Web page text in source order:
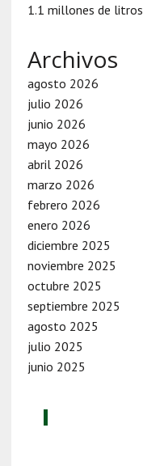
1.1 millones de litros
Archivos
agosto 2026
julio 2026
junio 2026
mayo 2026
abril 2026
marzo 2026
febrero 2026
enero 2026
diciembre 2025
noviembre 2025
octubre 2025
septiembre 2025
agosto 2025
julio 2025
junio 2025